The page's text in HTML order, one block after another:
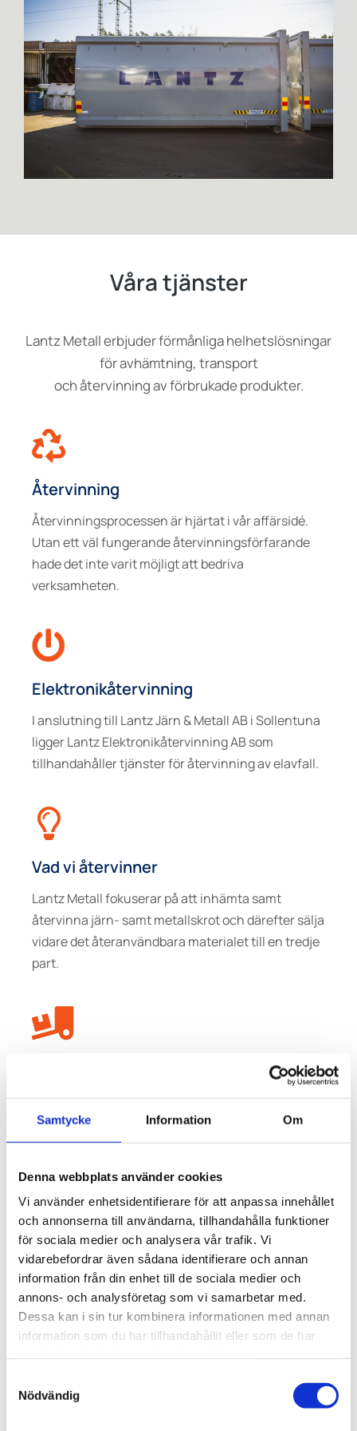
Samtycke Information Om
Denna webbplats använder cookies
Vi använder enhetsidentifierare för att anpassa innehållet
och annonserna till användarna, tillhandahålla funktioner
för sociala medier och analysera vår trafik. Vi
vidarebefordrar även sådana identifierare och annan
information från din enhet till de sociala medier och
annons- och analysföretag som vi samarbetar med.
Dessa kan i sin tur kombinera informationen med annan
information som du har tillhandahållit eller som de har
Nödvändig
Våra tjänster
Lantz Metall erbjuder förmånliga helhetslösningar
för avhämtning, transport
och återvinning av förbrukade produkter.
Återvinning
Återvinningsprocessen är hjärtat i vår affärsidé.
Utan ett väl fungerande återvinningsförfarande
hade det inte varit möjligt att bedriva
verksamheten.
Elektronikåtervinning
I anslutning till Lantz Järn & Metall AB i Sollentuna
ligger Lantz Elektronikåtervinning AB som
tillhandahåller tjänster för återvinning av elavfall.
Vad vi återvinner
Lantz Metall fokuserar på att inhämta samt
återvinna järn- samt metallskrot och därefter sälja
vidare det återanvändbara materialet till en tredje
part.
Om du anlitar Lantz Metall för att avlägsna
förbrukade metall– och järnprodukter får du inte
bara pengar för skrotet. Du får dessutom
Uthyrning av containers & kärl
Att låna eller hyra en container är ett praktiskt sätt
att bli av med skrot och annat avfall för företag